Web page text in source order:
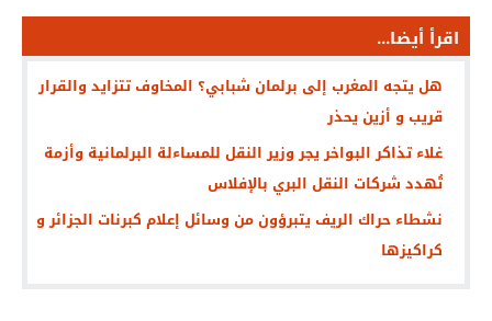
اقرأ أيضا...
هل يتجه المغرب إلى برلمان شبابي؟ المخاوف تتزايد والقرار
قريب و أزين يحذر
غلاء تذاكر البواخر يجر وزير النقل للمساءلة البرلمانية وأزمة
تُهدد شركات النقل البري بالإفلاس
نشطاء حراك الريف يتبرؤون من وسائل إعلام كبرنات الجزائر و
كراكيزها